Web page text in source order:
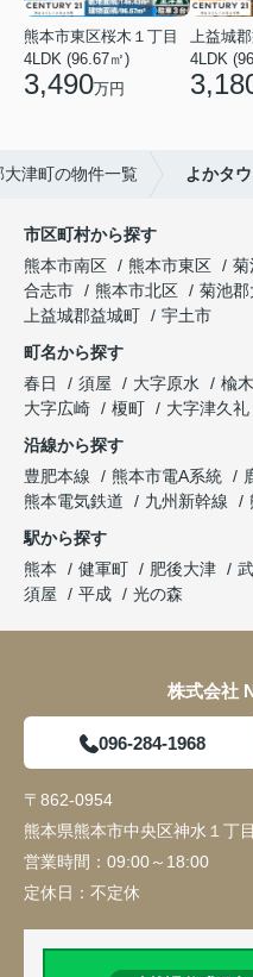
熊本市東区桜木１丁目
4LDK (96.67㎡)
3,490万円
4LDK
大津町の物件一覧 よかタ
市区町村から探す
熊本市南区
熊本市東区 菊
合志市
熊本市北区 菊池
上益城郡益城町
宇土市
町名から探す
春日
須屋 大字原水 楡木
大字広崎
榎町
大字津久礼
沿線から探す
豊肥本線
熊本市電A系統
熊本電気鉄道
九州新幹線
駅から探す
熊本
健軍町 肥後大津
須屋
平成 光の森
株式会社
096-284-1968
〒862-0954
熊本県熊本市中央区神水１丁
営業時間： 09:00～18:00
定休日： 不定休